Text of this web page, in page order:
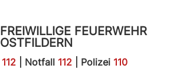
FREIWILLIGE FEUERWEHR
OSTFILDERN
112| Notfall 112| Polizei 110